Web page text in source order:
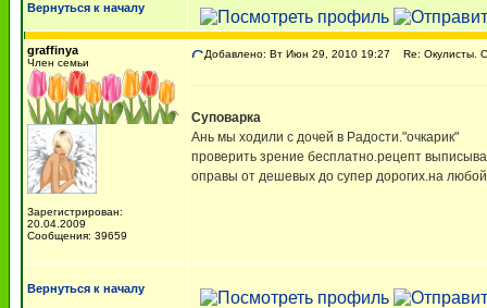
Вернуться к началу
graffinya
Член семьи
Зарегистрирован:
20.04.2009
Сообщения: 39659
Добавлено: Вт Июн 29, 2010 19:27 Re: Окулисты.
Суповарка
Ань мы ходили с дочей в Радости."очкарик"
проверить зрение бесплатно.рецепт
оправы от дешевых до супер дорогих.на любой
Вернуться к началу